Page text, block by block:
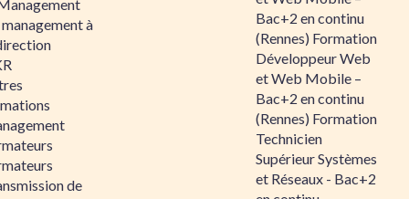
à
de
Bac+2 en continu
(Rennes) Formation
Développeur Web
et Web Mobile –
Bac+2 en continu
(Rennes) Formation
Technicien
Supérieur Systèmes
et Réseaux - Bac+2